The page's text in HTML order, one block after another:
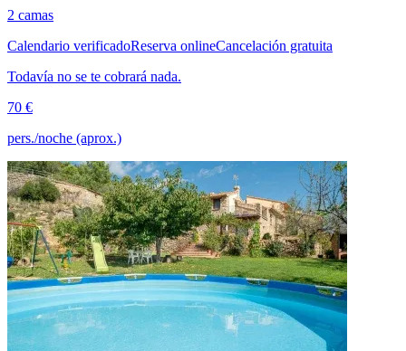
2 camas
Calendario verificadoReserva onlineCancelación gratuita
Todavía no se te cobrará nada.
70 €
pers./noche (aprox.)